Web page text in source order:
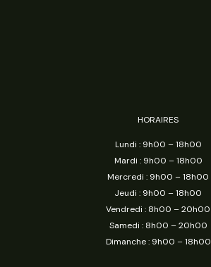
HORAIRES
Lundi : 9h00 – 18h00
Mardi : 9h00 – 18h00
Mercredi : 9h00 – 18h00
Jeudi : 9h00 – 18h00
Vendredi : 8h00 – 20h00
Samedi : 8h00 – 20h00
Dimanche : 9h00 – 18h00